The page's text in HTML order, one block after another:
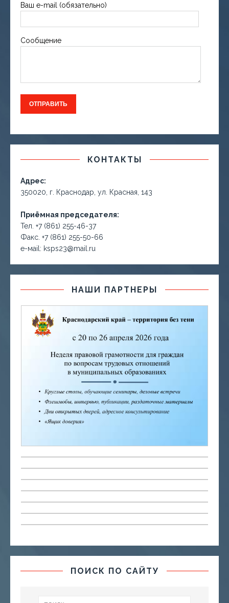
Ваш e-mail (обязательно)
Сообщение
КОНТАКТЫ
Адрес:
350020, г. Краснодар, ул. Красная, 143
Приёмная председателя:
Тел. +7 (861) 255-46-37
Факс. +7 (861) 255-50-66
е-маil: ksps23@mail.ru
НАШИ ПАРТНЕРЫ
ПОИСК ПО САЙТУ